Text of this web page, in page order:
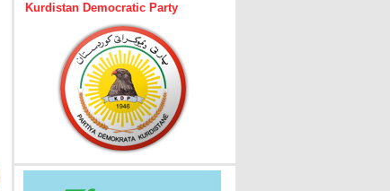
Kurdistan Democratic Party